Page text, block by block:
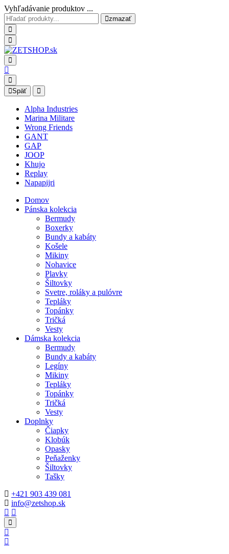
Vyhľadávanie produktov ...
zmazať
Späť
Alpha Industries
Marina Militare
Wrong Friends
GANT
GAP
JOOP
Khujo
Replay
Napapijri
Domov
Pánska kolekcia
Bermudy
Boxerky
Bundy a kabáty
Košele
Mikiny
Nohavice
Plavky
Šiltovky
Svetre, roláky a pulóvre
Tepláky
Topánky
Tričká
Vesty
Dámska kolekcia
Bermudy
Bundy a kabáty
Legíny
Mikiny
Tepláky
Topánky
Tričká
Vesty
Doplnky
Čiapky
Klobúk
Opasky
Peňaženky
Šiltovky
Tašky
+421 903 439 081
info@zetshop.sk